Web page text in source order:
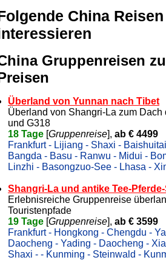
China
Gruppenreisen
Überland von Yunnan nach Tibet
Überland von Shangri-La zum
und G318
18 Tage [Gruppenreise], ab € 4499
Frankfurt - Lijiang - Shaxi -
Bangda - Basu - Ranwu - Midui -
Linzhi - Basongzuo-See - Lhasa -
Shangri-La und antike Tee-
Erlebnisreiche Gruppenreise
Touristenpfade
19 Tage [Gruppenreise], ab € 3599
Frankfurt - Hongkong - Chengdu -
Daocheng - Yading - Daocheng -
Shaxi - - Kunming - Steinwald -